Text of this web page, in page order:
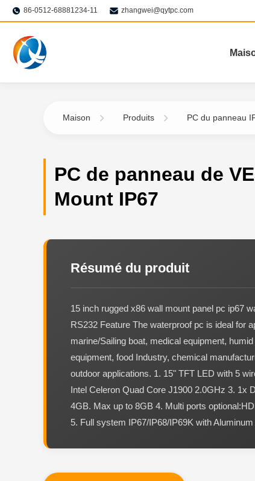
86-0512-68881234-11 zhangwei@qytpc.com
Maison Produits PC du panneau
PC de panneau de
Mount IP67
Résumé du produit
15 inch rugged x86 wall mount panel pc ip67
RS232 Feature The waterproof pc is ideal for
marine/Sailing boat, medical equipment,
equipment, food Industry, chemical
outdoor applications. 1. 15" TFT LED with 5
Intel Celeron Quad Core J1900 2.0GHz 3. 1x
4GB. Max up to 8GB 4. Multi ports
5. Full system IP67/IP68/IP69K with Aluminum